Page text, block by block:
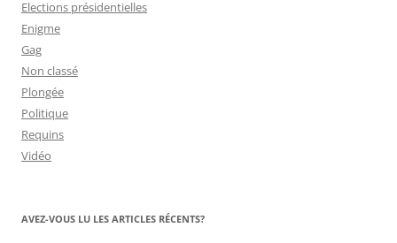
Elections présidentielles
Enigme
Gag
Non classé
Plongée
Politique
Requins
Vidéo
AVEZ-VOUS LU LES ARTICLES RÉCENTS?